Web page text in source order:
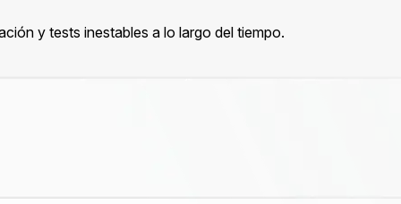
y tests inestables a lo largo del tiempo.